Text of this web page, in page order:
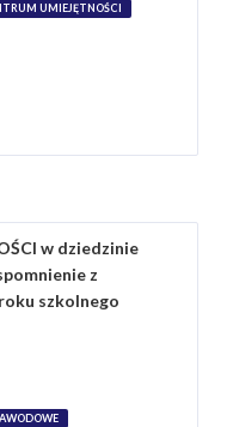
UMIEJĘTNOŚCI
w dziedzinie
z
szkolnego